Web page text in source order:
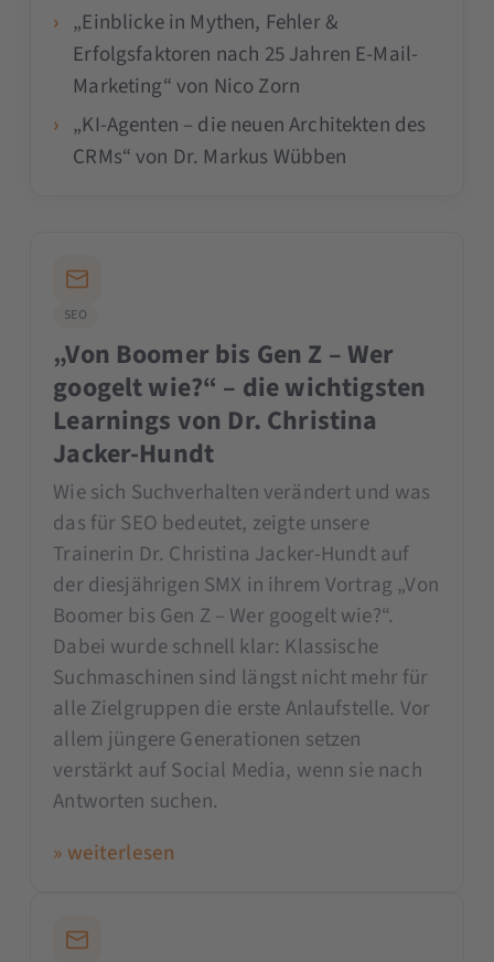
„Einblicke in Mythen, Fehler &
Erfolgsfaktoren nach 25 Jahren E-Mail-
Marketing“ von Nico Zorn
„KI-Agenten – die neuen Architekten des
CRMs“ von Dr. Markus Wübben
SEO
„Von Boomer bis Gen Z – Wer
googelt wie?“ – die wichtigsten
Learnings von Dr. Christina
Jacker-Hundt
Wie sich Suchverhalten verändert und was
das für SEO bedeutet, zeigte unsere
Trainerin Dr. Christina Jacker-Hundt auf
der diesjährigen SMX in ihrem Vortrag „Von
Boomer bis Gen Z – Wer googelt wie?“.
Dabei wurde schnell klar: Klassische
Suchmaschinen sind längst nicht mehr für
alle Zielgruppen die erste Anlaufstelle. Vor
allem jüngere Generationen setzen
verstärkt auf Social Media, wenn sie nach
Antworten suchen.
» weiterlesen